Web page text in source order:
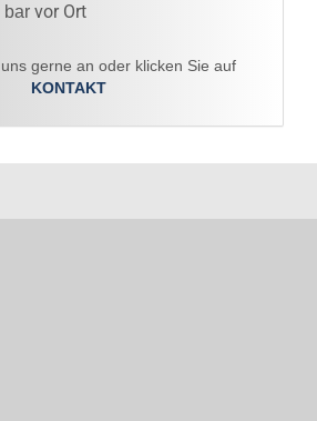
bar vor Ort
gerne an oder klicken Sie auf
KONTAKT